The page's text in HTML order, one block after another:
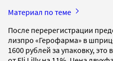
Материал по теме
После перерегистрации
лизпро «Герофарма» в
1600 рублей за упаковку,